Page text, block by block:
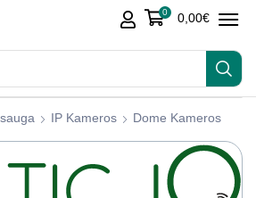
0 0,00€
IP Kameros Dome Kameros